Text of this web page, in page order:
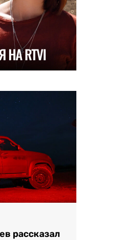
рассказал